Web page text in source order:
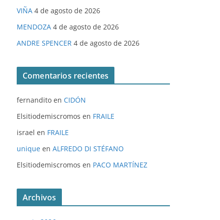
VIÑA 4 de agosto de 2026
MENDOZA 4 de agosto de 2026
ANDRE SPENCER 4 de agosto de 2026
Comentarios recientes
fernandito en CIDÓN
Elsitiodemiscromos en FRAILE
israel en FRAILE
unique en ALFREDO DI STÉFANO
Elsitiodemiscromos en PACO MARTÍNEZ
Archivos